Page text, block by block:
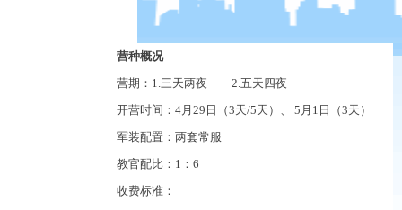
营种概况
营期： 1.三天两夜 2.五天四夜
开营时间： 4月 29 日（3天/5天）、 5 月 1 日（3天）
军装配置：两套常服
教官配比： 1 ： 6
收费标准：